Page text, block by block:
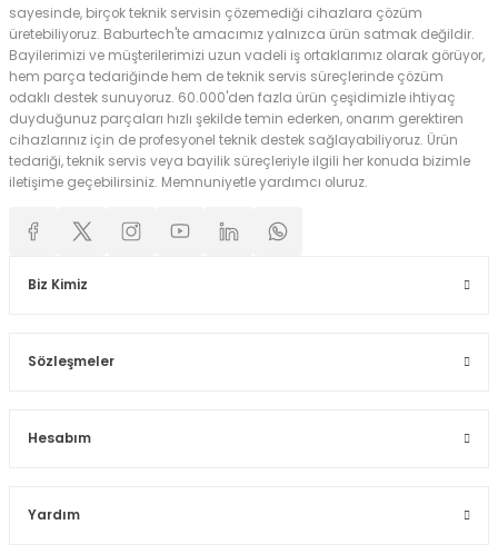
sayesinde, birçok teknik servisin çözemediği cihazlara çözüm
üretebiliyoruz. Baburtech'te amacımız yalnızca ürün satmak değildir.
Bayilerimizi ve müşterilerimizi uzun vadeli iş ortaklarımız olarak görüyor,
hem parça tedariğinde hem de teknik servis süreçlerinde çözüm
odaklı destek sunuyoruz. 60.000'den fazla ürün çeşidimizle ihtiyaç
duyduğunuz parçaları hızlı şekilde temin ederken, onarım gerektiren
cihazlarınız için de profesyonel teknik destek sağlayabiliyoruz. Ürün
tedariği, teknik servis veya bayilik süreçleriyle ilgili her konuda bizimle
iletişime geçebilirsiniz. Memnuniyetle yardımcı oluruz.
Biz Kimiz
Sözleşmeler
Hesabım
Yardım